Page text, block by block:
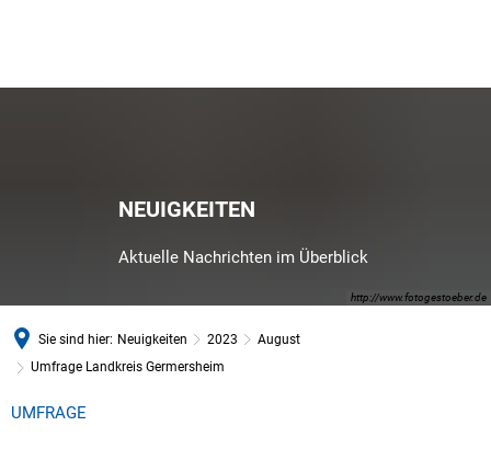
http://www.fotogestoeber.de
NEUIGKEITEN
Aktuelle Nachrichten im Überblick
Sie sind hier: Neuigkeiten 2023
August
Umfrage Landkreis Germersheim
UMFRAGE